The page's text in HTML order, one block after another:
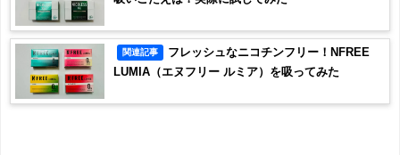
関連記事
フレッシュなニコチンフリー！NFREE
LUMIA（エヌフリー ルミア）を吸ってみた